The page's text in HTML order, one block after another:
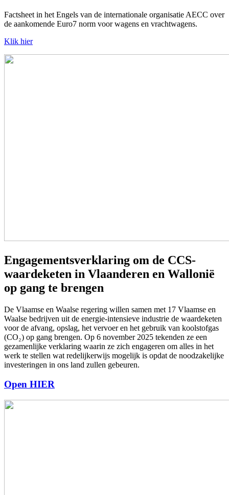
Factsheet in het Engels van de internationale organisatie AECC over
de aankomende Euro7 norm voor wagens en vrachtwagens.
Klik hier
Engagementsverklaring om de CCS-
waardeketen in Vlaanderen en Wallonië
op gang te brengen
De Vlaamse en Waalse regering willen samen met 17 Vlaamse en
Waalse bedrijven uit de energie-intensieve industrie de waardeketen
voor de afvang, opslag, het vervoer en het gebruik van koolstofgas
(CO₂) op gang brengen. Op 6 november 2025 tekenden ze een
gezamenlijke verklaring waarin ze zich engageren om alles in het
werk te stellen wat redelijkerwijs mogelijk is opdat de noodzakelijke
investeringen in ons land zullen gebeuren.
Open HIER